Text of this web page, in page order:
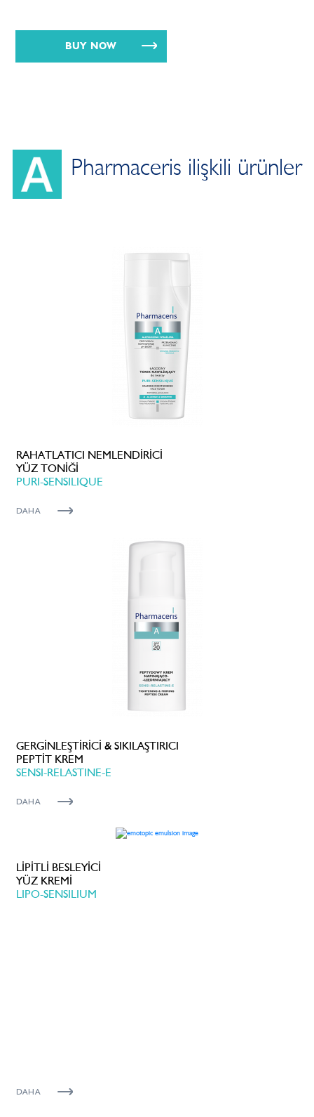
BUY NOW
Pharmaceris ilişkili ürünler
RAHATLATICI NEMLENDİRİCİ
YÜZ TONİĞİ
PURI-SENSILIQUE
DAHA
GERGİNLEŞTİRİCİ & SIKILAŞTIRICI
PEPTİT KREM
SENSI-RELASTINE-E
DAHA
LİPİTLİ BESLEYİCİ
YÜZ KREMİ
LIPO-SENSILIUM
DAHA